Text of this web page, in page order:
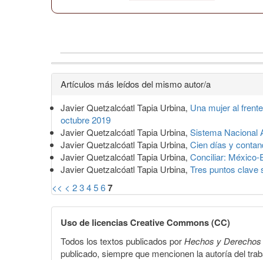
Detalles
del
artículo
Artículos más leídos del mismo autor/a
Javier Quetzalcóatl Tapia Urbina, Una mujer al
octubre 2019
Javier Quetzalcóatl Tapia Urbina, Sistema Nacional
Javier Quetzalcóatl Tapia Urbina, Cien días y
Javier Quetzalcóatl Tapia Urbina, Conciliar:
Javier Quetzalcóatl Tapia Urbina, Tres puntos clave
<< < 234567
Uso de licencias Creative Commons (CC)
Todos los textos publicados porHechos y Derechos
publicado, siempre que mencionen la autoría del